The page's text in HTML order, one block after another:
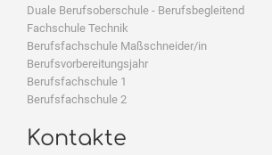
Duale Berufsoberschule - Berufsbegleitend
Fachschule Technik
Berufsfachschule Maßschneider/in
Berufsvorbereitungsjahr
Berufsfachschule 1
Berufsfachschule 2
Kontakte